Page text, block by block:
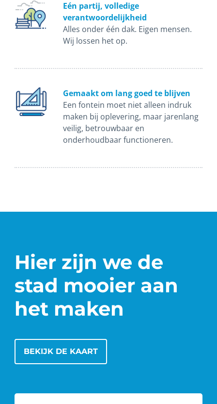
Eén partij, volledige
verantwoordelijkheid
Alles onder één dak. Eigen mensen.
Wij lossen het op.
Gemaakt om lang goed te blijven
Een fontein moet niet alleen indruk
maken bij oplevering, maar jarenlang
veilig, betrouwbaar en
onderhoudbaar functioneren.
Hier zijn we de
stad mooier aan
het maken
BEKIJK DE KAART